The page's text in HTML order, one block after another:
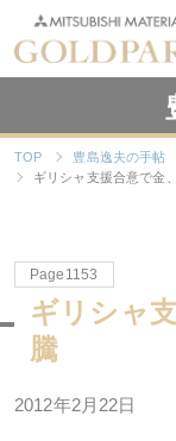
TOP 豊島逸夫の手帖
ギリシャ支援合意で金
Page1153
ギリシャ
騰
2012年2月22日